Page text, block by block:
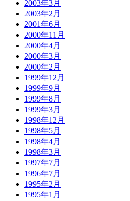
2003年3月
2003年2月
2001年6月
2000年11月
2000年4月
2000年3月
2000年2月
1999年12月
1999年9月
1999年8月
1999年3月
1998年12月
1998年5月
1998年4月
1998年3月
1997年7月
1996年7月
1995年2月
1995年1月